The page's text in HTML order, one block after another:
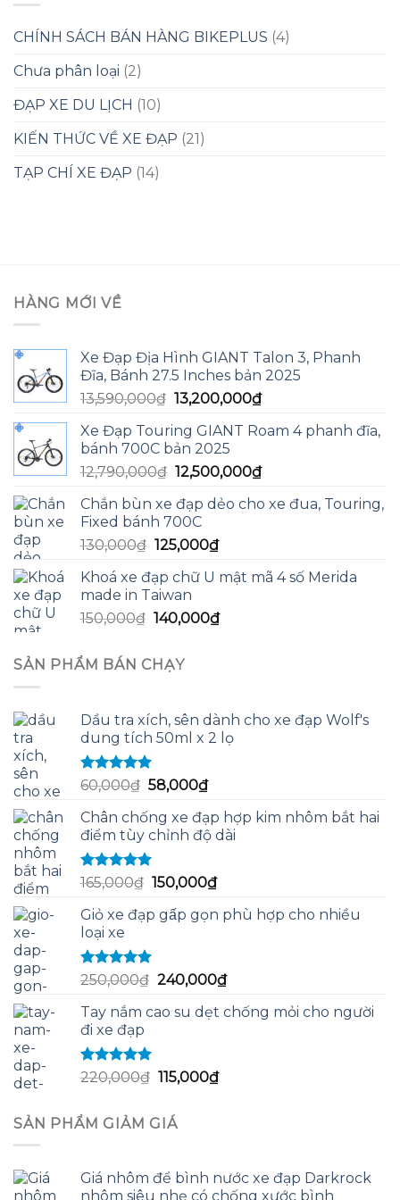
CHÍNH SÁCH BÁN HÀNG BIKEPLUS (4)
Chưa phân loại (2)
ĐẠP XE DU LỊCH (10)
KIẾN THỨC VỀ XE ĐẠP (21)
TẠP CHÍ XE ĐẠP (14)
HÀNG MỚI VỀ
Xe Đạp Địa Hình GIANT Talon 3, Phanh
Đĩa, Bánh 27.5 Inches bản 2025
13,590,000₫ Giá
là:
13,590,000₫.
13,200,000₫Giá
tại
13,200,000₫.
Xe Đạp Touring GIANT Roam 4 phanh đĩa,
bánh 700C bản 2025
12,790,000₫ Giá
là:
12,790,000₫.
12,500,000₫Giá
tại
Chắn bùn xe đạp dẻo cho xe đua, Touring,
Fixed bánh 700C
130,000₫ Giá
là:
130,000₫.
125,000₫Giá
tại
125,000₫.
Khoá xe đạp chữ U mật mã 4 số Merida
made in Taiwan
150,000₫ Giá
là:
150,000₫.
140,000₫Giá
SẢN PHẨM BÁN CHẠY
Dầu tra xích, sên dành cho xe đạp Wolf's
dung tích 50ml x 2 lọ
Được xếp
hạng
sao
60,000₫ Giá
là:
60,000₫.
58,000₫Giá
tại
là:
Chân chống xe đạp hợp kim nhôm bắt hai
điểm tùy chỉnh độ dài
Được xếp
hạng
sao
165,000₫ Giá
là:
150,000₫Giá
tại
Giỏ xe đạp gấp gọn phù hợp cho nhiều
loại xe
Được xếp
hạng
sao
250,000₫ Giá
là:
240,000₫Giá
tại
Tay nắm cao su dẹt chống mỏi cho người
đi xe đạp
Được xếp
hạng
220,000₫ Giá
là:
220,000₫.
115,000₫Giá
SẢN PHẨM GIẢM GIÁ
Giá nhôm để bình nước xe đạp Darkrock
nhôm siêu nhẹ có chống xước bình